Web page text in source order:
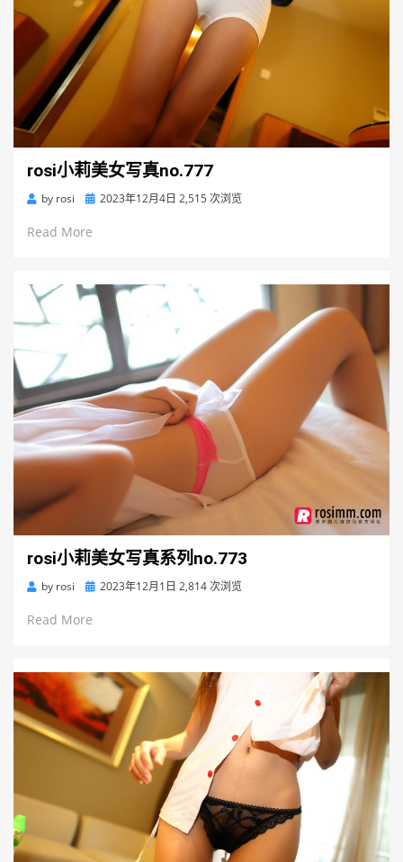
rosi小莉美女写真no.777
by rosi
Posted2023年12月4日 2,515 次浏览
Read More
rosi小莉美女写真系列no.773
by rosi
Posted2023年12月1日 2,814 次浏览
Read More